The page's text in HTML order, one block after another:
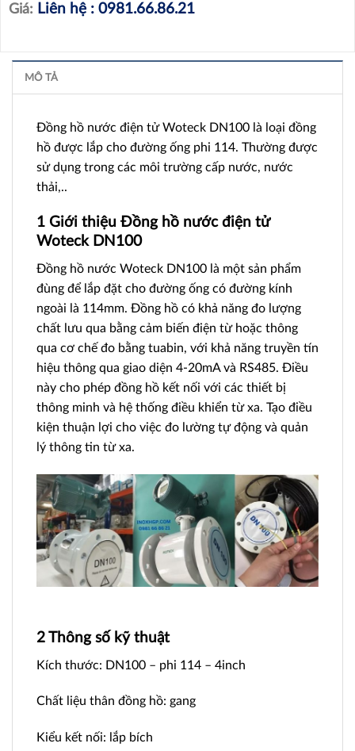
Giá: Liên hệ : 0981.66.86.21
MÔ TẢ
Đồng hồ nước điện tử Woteck DN100 là loại đồng
hồ được lắp cho đường ống phi 114. Thường được
sử dụng trong các môi trường cấp nước, nước
thải,..
1 Giới thiệu Đồng hồ nước điện tử
Woteck DN100
Đồng hồ nước Woteck DN100 là một sản phẩm
đùng để lắp đặt cho đường ống có đường kính
ngoài là 114mm. Đồng hồ có khả năng đo lượng
chất lưu qua bằng cảm biến điện từ hoặc thông
qua cơ chế đo bằng tuabin, với khả năng truyền tín
hiệu thông qua giao diện 4-20mA và RS485. Điều
này cho phép đồng hồ kết nối với các thiết bị
thông minh và hệ thống điều khiển từ xa. Tạo điều
kiện thuận lợi cho việc đo lường tự động và quản
lý thông tin từ xa.
2 Thông số kỹ thuật
Kích thước: DN100 – phi 114 – 4inch
Chất liệu thân đồng hồ: gang
Kiểu kết nối: lắp bích